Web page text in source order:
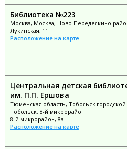
Библиотека №223
Москва, Москва, Ново-Переделкино
Лукинская, 11
Расположение на карте
Центральная детская
им. П.П. Ершова
Тюменская область, Тобольск городской
Тобольск, 8-й микрорайон
8-й микрорайон, 8а
Расположение на карте